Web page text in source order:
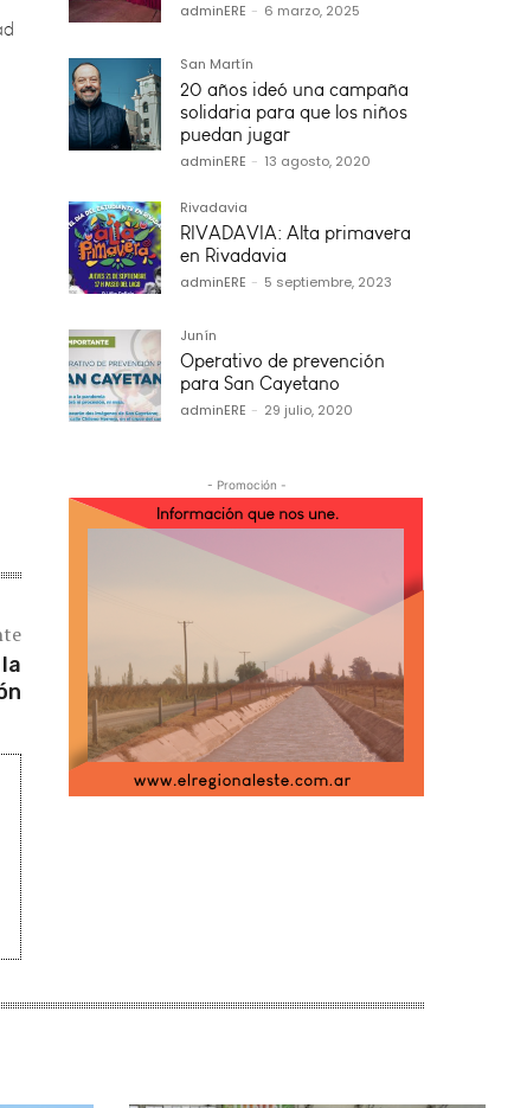
adminERE - 6 marzo, 2025
San Martín
20 años ideó una campaña
solidaria para que los niños
puedan jugar
adminERE - 13 agosto, 2020
Rivadavia
RIVADAVIA: Alta primavera
en Rivadavia
adminERE - 5 septiembre, 2023
Junín
Operativo de prevención
para San Cayetano
adminERE - 29 julio, 2020
- Promoción -